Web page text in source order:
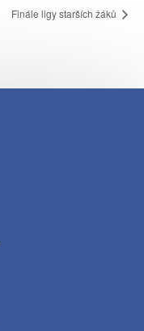
Finále ligy starších žáků